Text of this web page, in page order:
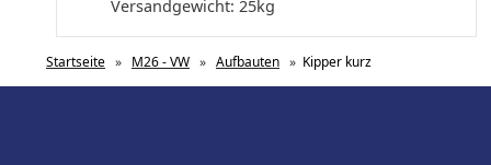
Versandgewicht: 25kg
Startseite » M26 - VW » Aufbauten » Kipper kurz